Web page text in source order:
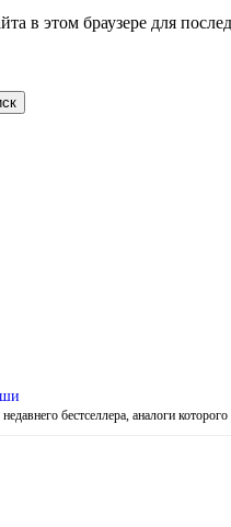
в этом браузере для
бестселлера, аналоги которого